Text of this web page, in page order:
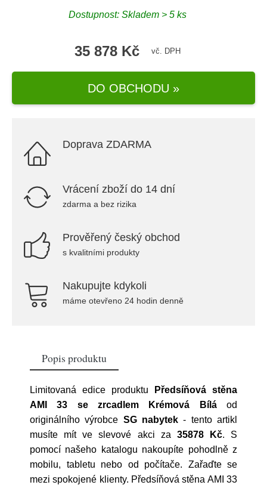
Dostupnost: Skladem > 5 ks
35 878 Kč vč. DPH
DO OBCHODU »
Doprava ZDARMA
Vrácení zboží do 14 dní
zdarma a bez rizika
Prověřený český obchod
s kvalitními produkty
Nakupujte kdykoli
máme otevřeno 24 hodin denně
Popis produktu
Limitovaná edice produktu
Předsíňová stěna
AMI 33 se zrcadlem Krémová Bíláod
originálního výrobce SG nabytek - tento artikl
musíte mít ve slevové akci za 35878 Kč. S
pomocí našeho katalogu nakoupíte pohodlně z
mobilu, tabletu nebo od počítače. Zařaďte se
mezi spokojené klienty. Předsíňová stěna AMI 33